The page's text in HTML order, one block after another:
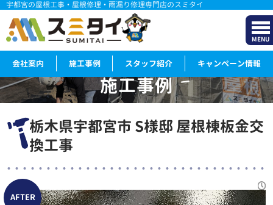
宇都宮の屋根工事・屋根修理・雨漏り修理専門店のスミタイ
MENU
会社案内 施工事例 スタッフ紹介 キャンペーン情報
施工事例
WORKS
栃木県宇都宮市 S様邸 屋根棟板金交
換工事